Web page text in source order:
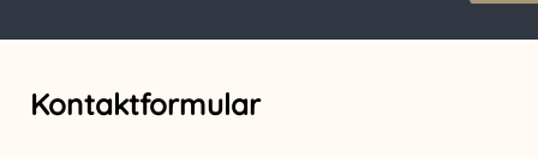
Kontaktformular